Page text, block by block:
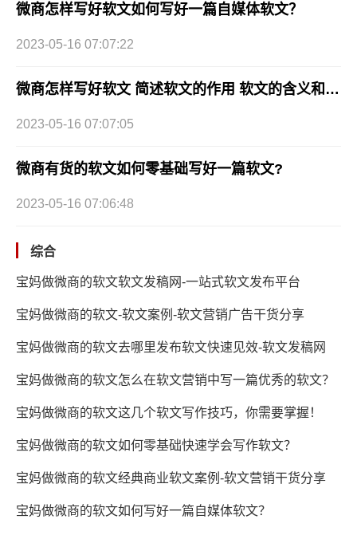
微商怎样写好软文如何写好一篇自媒体软文？
2023-05-16 07:07:22
微商怎样写好软文 简述软文的作用 软文的含义和特点
2023-05-16 07:07:05
微商有货的软文如何零基础写好一篇软文?
2023-05-16 07:06:48
综合
宝妈做微商的软文软文发稿网-一站式软文发布平台
宝妈做微商的软文-软文案例-软文营销广告干货分享
宝妈做微商的软文去哪里发布软文快速见效-软文发稿网
宝妈做微商的软文怎么在软文营销中写一篇优秀的软文？
宝妈做微商的软文这几个软文写作技巧，你需要掌握！
宝妈做微商的软文如何零基础快速学会写作软文？
宝妈做微商的软文经典商业软文案例-软文营销干货分享
宝妈做微商的软文如何写好一篇自媒体软文？